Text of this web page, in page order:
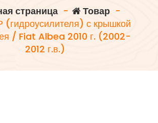
страница- Товар-
(гидроусилителя) с крышкой
/ Fiat Albea 2010 г. (2002-
2012 г.в.)